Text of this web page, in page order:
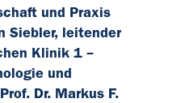
und Praxis
Siebler, leitender
Klinik 1 –
und
Dr. Markus F.